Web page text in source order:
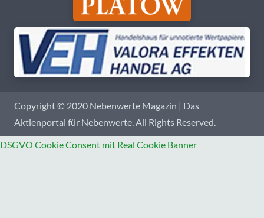
Copyright © 2020 Nebenwerte Magazin | Das
Aktienportal für Nebenwerte. All Rights Reserved.
DSGVO Cookie Consent mit Real Cookie Banner